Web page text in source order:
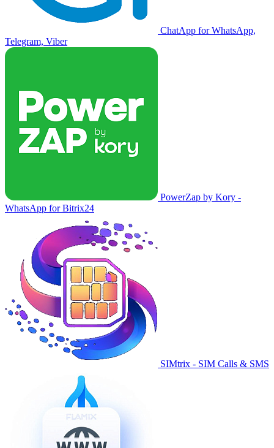
ChatApp for WhatsApp,
Telegram, Viber
PowerZap by Kory -
WhatsApp for Bitrix24
SIMtrix - SIM Calls & SMS